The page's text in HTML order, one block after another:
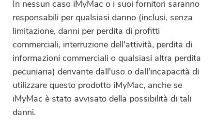
In nessun caso iMyMac o i suoi fornitori saranno
responsabili per qualsiasi danno (inclusi, senza
limitazione, danni per perdita di profitti
commerciali, interruzione dell'attività, perdita di
informazioni commerciali o qualsiasi altra perdita
pecuniaria) derivante dall'uso o dall'incapacità di
utilizzare questo prodotto iMyMac, anche se
iMyMac è stato avvisato della possibilità di tali
danni.
Mac. Puoi inserire il tuo indirizzo
e-mail per ottenere il link per il
download e il codice coupon. Se
vuoi comprare il software, clicca
suNegozio.
Inserisci un indirizzo email valido.